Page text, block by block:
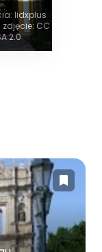
Iidxplus
CC
2.0